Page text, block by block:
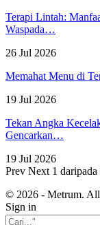
Terapi Lintah:
Waspada…
26 Jul 2026
Memahat Menu di
19 Jul 2026
Tekan Angka
Gencarkan…
19 Jul 2026
Prev Next 1 daripada
© 2026 - Metrum. All
Sign in